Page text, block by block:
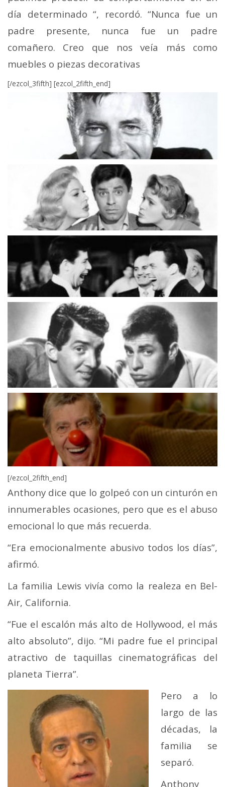
día determinado “, recordó. “Nunca fue un
padre presente, nunca fue un padre
comañero. Creo que nos veía más como
muebles o piezas decorativas
[/ezcol_3fifth] [ezcol_2fifth_end]
[/ezcol_2fifth_end]
Anthony dice que lo golpeó con un cinturón en
innumerables ocasiones, pero que es el abuso
emocional lo que más recuerda.
“Era emocionalmente abusivo todos los días”,
afirmó.
La familia Lewis vivía como la realeza en Bel-
Air, California.
“Fue el escalón más alto de Hollywood, el más
alto absoluto”, dijo. “Mi padre fue el principal
atractivo de taquillas cinematográficas del
planeta Tierra”.
Pero a lo
largo de las
décadas, la
familia se
separó.
Anthony